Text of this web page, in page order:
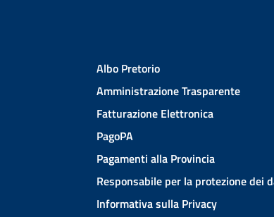
Albo Pretorio
Amministrazione Trasparente
Fatturazione Elettronica
PagoPA
Pagamenti alla Provincia
Responsabile per la protezione dei
Informativa sulla Privacy